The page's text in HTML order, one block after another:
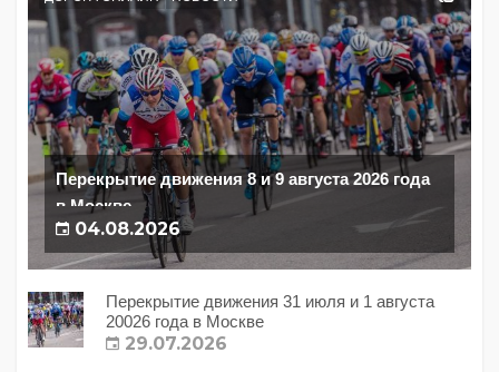
Перекрытие движения 8 и 9 августа 2026 года
в Москве
04.08.2026
Перекрытие движения 31 июля и 1 августа
20026 года в Москве
29.07.2026